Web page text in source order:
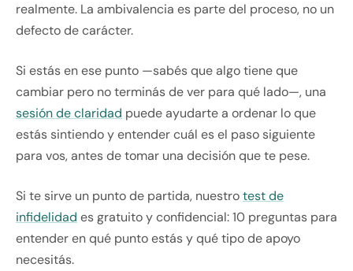
realmente. La ambivalencia es parte del proceso, no un
defecto de carácter.
Si estás en ese punto —sabés que algo tiene que
cambiar pero no terminás de ver para qué lado—, una
sesión de claridad puede ayudarte a ordenar lo que
estás sintiendo y entender cuál es el paso siguiente
para vos, antes de tomar una decisión que te pese.
Si te sirve un punto de partida, nuestrotest de
infidelidad es gratuito y confidencial: 10 preguntas para
entender en qué punto estás y qué tipo de apoyo
necesitás.